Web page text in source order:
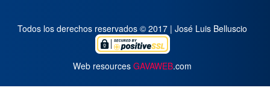
Todos los derechos reservados © 2017 | José Luis Belluscio
Web resources GAVAWEB.com